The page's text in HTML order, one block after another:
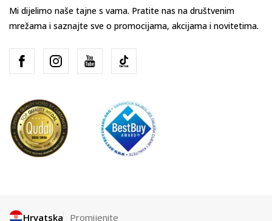
Mi dijelimo naše tajne s vama. Pratite nas na društvenim
mrežama i saznajte sve o promocijama, akcijama i novitetima.
Hrvatska Promijenite